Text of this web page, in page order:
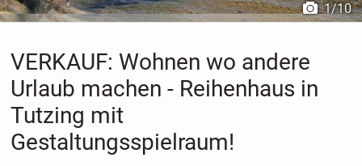
1/10
VERKAUF: Wohnen wo andere
Urlaub machen - Reihenhaus in
Tutzing mit
Gestaltungsspielraum!